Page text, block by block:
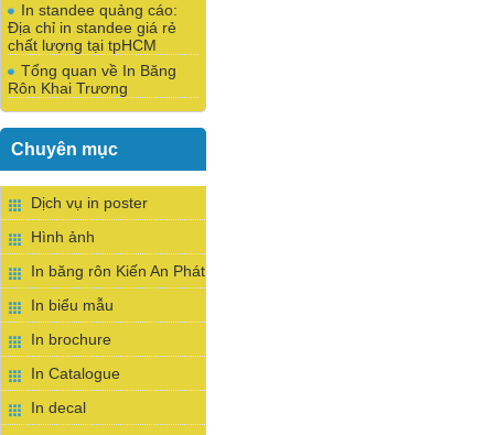
In standee quảng cáo:
Địa chỉ in standee giá rẻ
chất lượng tại tpHCM
Tổng quan về In Băng
Rôn Khai Trương
Chuyên mục
Dịch vụ in poster
Hình ảnh
In băng rôn Kiến An Phát
In biểu mẫu
In brochure
In Catalogue
In decal